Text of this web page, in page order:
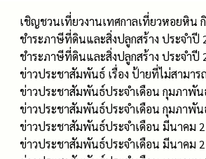
เชิญชวนเที่ยวงานเทศกาลเที่ยวหอยหิน
ชำระภาษีที่ดินและสิ่งปลูกสร้าง ประจำปี
ชำระภาษีที่ดินและสิ่งปลูกสร้าง ประจำปี
ข่าวประชาสัมพันธ์ เรื่อง ป้ายที่ไม่สามา
ข่าวประชาสัมพันธ์ประจำเดือน กุมภาพัน
ข่าวประชาสัมพันธ์ประจำเดือน กุมภาพัน
ข่าวประชาสัมพันธ์ประจำเดือน มีนาคม
ข่าวประชาสัมพันธ์ประจำเดือน มีนาคม